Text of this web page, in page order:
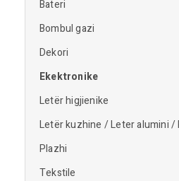
Bateri
Bombul gazi
Dekori
Ekektronike
Letër higjienike
Letër kuzhine / Leter alumini /
Plazhi
Tekstile